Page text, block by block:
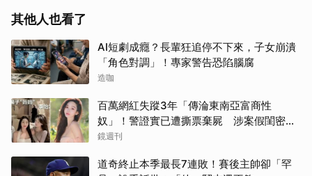
其他人也看了
AI短劇成癮？長輩狂追停不下來，子女崩潰
「角色對調」！專家警告恐陷腦腐
造咖
百萬網紅失蹤3年「傳淪東南亞富商性
奴」！警證實已遭撕票棄屍 涉案假閨密近
況曝光
鏡週刊
道奇終止本季最長7連敗！賽後主帥卻「罕